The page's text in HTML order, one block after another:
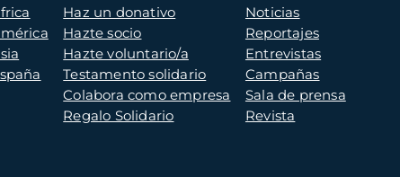
Haz un donativo
Hazte socio
Hazte voluntario/a
Testamento solidario
Colabora como empresa
Regalo Solidario
Noticias
Reportajes
Entrevistas
Campañas
Sala de prensa
Revista